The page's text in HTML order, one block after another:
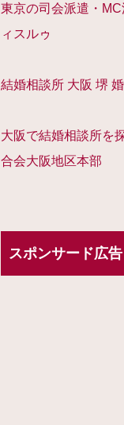
東京の司会派遣・
ィスルゥ
結婚相談所 大阪 堺
大阪で結婚相談所を
合会大阪地区本部
スポンサード広告